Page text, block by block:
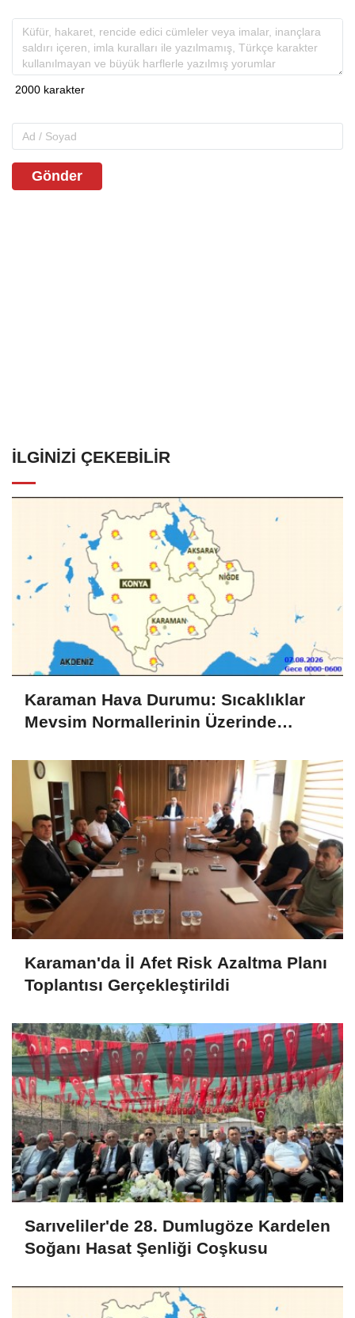
Gönder
İLGINIZI ÇEKEBILIR
Karaman Hava Durumu: Sıcaklıklar
Mevsim Normallerinin Üzerinde
Karaman'da İl Afet Risk Azaltma Planı
Toplantısı Gerçekleştirildi
Sarıveliler'de 28. Dumlugöze Kardelen
Soğanı Hasat Şenliği Coşkusu